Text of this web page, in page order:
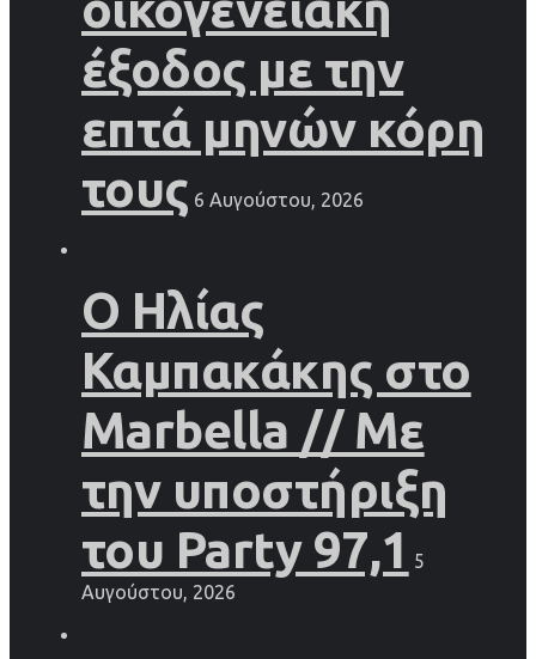
έξοδος με την
επτά μηνών κόρη
τους 6 Αυγούστου, 2026
Ο Ηλίας
Καμπακάκης στο
Marbella // Με
την υποστήριξη
του Party 97,1
5
Αυγούστου, 2026